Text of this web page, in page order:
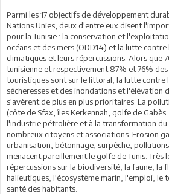
Parmi les 17 objectifs de développement
Nations Unies, deux d'entre eux disent
pour la Tunisie : la conservation et
océans et des mers (ODD14) et la lutte contre
climatiques et leurs répercussions. Alors que
tunisienne et respectivement 87% et 76%
touristiques sont sur le littoral, la lutte contre
sécheresses et des inondations et l'élévation
s'avèrent de plus en plus prioritaires. La
(côte de Sfax, îles Kerkennah, golfe de Gabès
l'industrie pétrolière et à la transformation
nombreux citoyens et associations. Erosion
urbanisation, bétonnage, surpêche,
menacent pareillement le golfe de Tunis. Très
répercussions sur la biodiversité, la faune, la
halieutiques, l'écosystème marin, l'emploi, le
santé des habitants.